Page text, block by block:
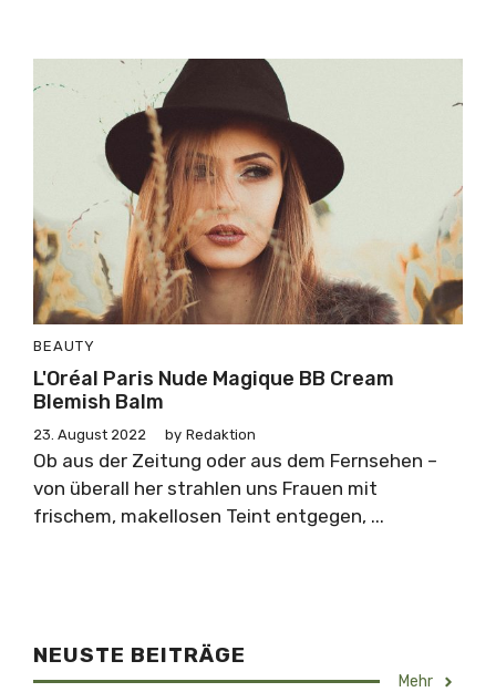
BEAUTY
L'Oréal Paris Nude Magique BB Cream
Blemish Balm
23. August 2022 by Redaktion
Ob aus der Zeitung oder aus dem Fernsehen –
von überall her strahlen uns Frauen mit
frischem, makellosen Teint entgegen, ...
NEUSTE BEITRÄGE
Mehr